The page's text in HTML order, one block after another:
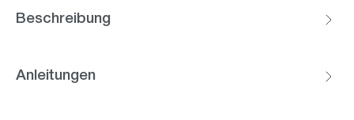
Beschreibung
Anleitungen